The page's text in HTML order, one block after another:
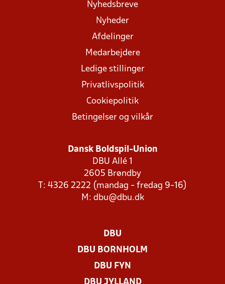
Nyhedsbreve
Nyheder
Afdelinger
Medarbejdere
Ledige stillinger
Privatlivspolitik
Cookiepolitik
Betingelser og vilkår
Dansk Boldspil-Union
DBU Allé 1
2605 Brøndby
T: 4326 2222 (mandag - fredag 9-16)
M: dbu@dbu.dk
DBU
DBU BORNHOLM
DBU FYN